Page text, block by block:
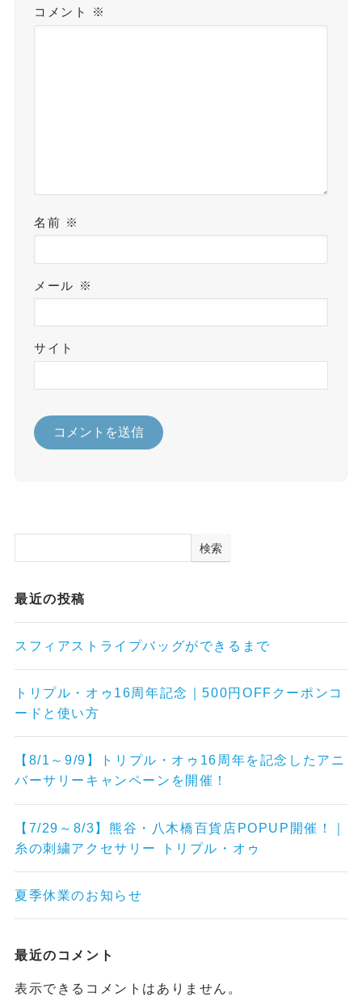
コメント ※
名前 ※
メール ※
サイト
検索
最近の投稿
スフィアストライプバッグができるまで
トリプル・オゥ16周年記念｜500円OFFクーポンコ
ードと使い方
【8/1～9/9】トリプル・オゥ16周年を記念したアニ
バーサリーキャンペーンを開催！
【7/29～8/3】熊谷・八木橋百貨店POPUP開催！｜
糸の刺繍アクセサリー トリプル・オゥ
夏季休業のお知らせ
最近のコメント
表示できるコメントはありません。